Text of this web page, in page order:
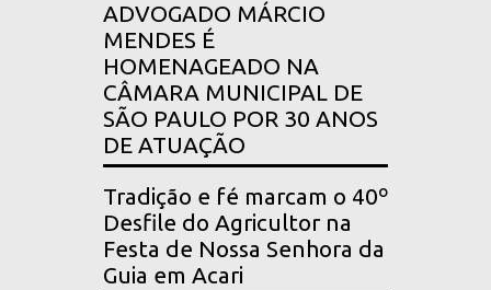
ADVOGADO MÁRCIO
MENDES É
HOMENAGEADO NA
CÂMARA MUNICIPAL DE
SÃO PAULO POR 30 ANOS
DE ATUAÇÃO
Tradição e fé marcam o 40º
Desfile do Agricultor na
Festa de Nossa Senhora da
Guia em Acari